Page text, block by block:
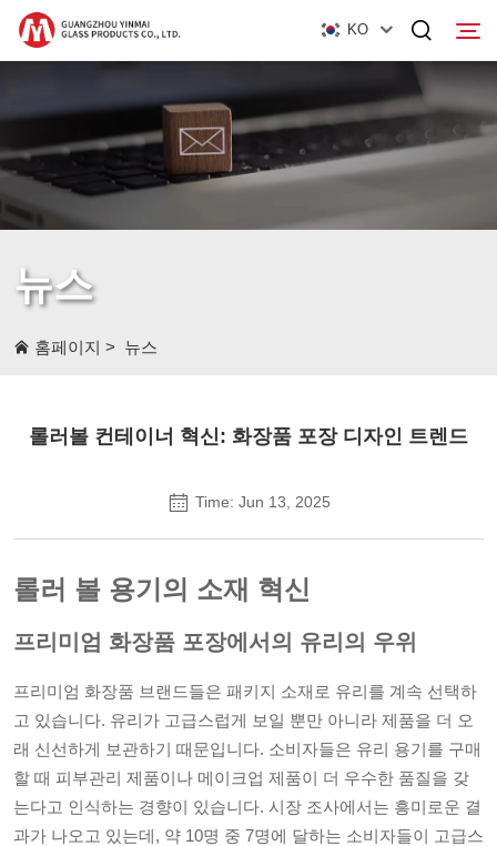
KO
제품
회사 소개
뉴스
문의하기
뉴스
홈페이지 > 뉴스
롤러볼 컨테이너 혁신: 화장품 포장 디자인 트렌드
Time: Jun 13, 2025
롤러 볼 용기의 소재 혁신
프리미엄 화장품 포장에서의 유리의 우위
프리미엄 화장품 브랜드들은 패키지 소재로 유리를 계속 선택하
고 있습니다. 유리가 고급스럽게 보일 뿐만 아니라 제품을 더 오
래 신선하게 보관하기 때문입니다. 소비자들은 유리 용기를 구매
할 때 피부관리 제품이나 메이크업 제품이 더 우수한 품질을 갖
는다고 인식하는 경향이 있습니다. 시장 조사에서는 흥미로운 결
과가 나오고 있는데, 약 10명 중 7명에 달하는 소비자들이 고급스